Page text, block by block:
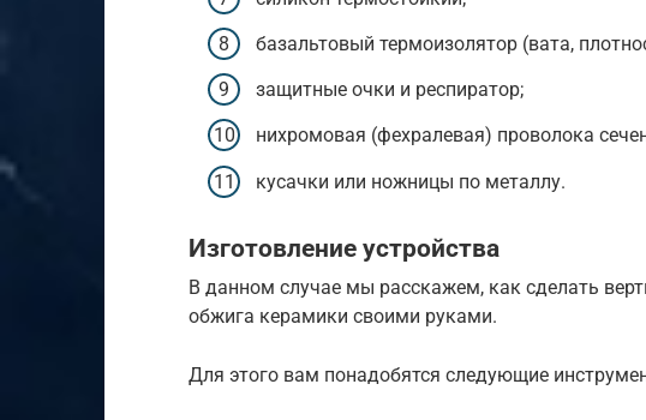
базальтовый термоизолятор (вата,
защитные очки и респиратор;
нихромовая (фехралевая) проволока
кусачки или ножницы по металлу.
Изготовление устройства
В данном случае мы расскажем, как сделать
обжига керамики своими руками.
Для этого вам понадобятся следующие